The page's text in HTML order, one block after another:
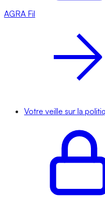
AGRA Fil
Votre veille sur la